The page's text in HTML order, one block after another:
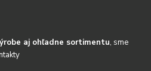
aj ohľadne sortimentu, sme